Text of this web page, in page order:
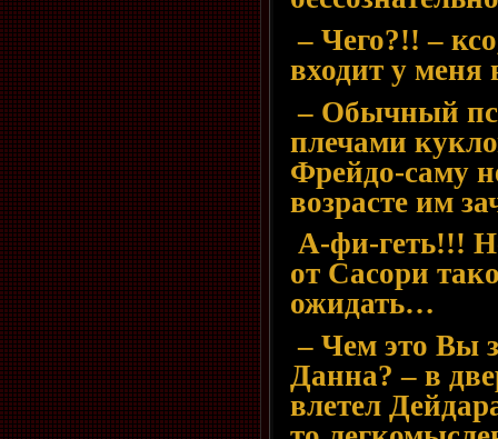
– Чего?!! –
входит у
– Обычный
плечами
Фрейдо-саму
возрасте им
А-фи-геть!!!
от Сасори
ожидать…
– Чем это Вы
Данна? – в
влетел